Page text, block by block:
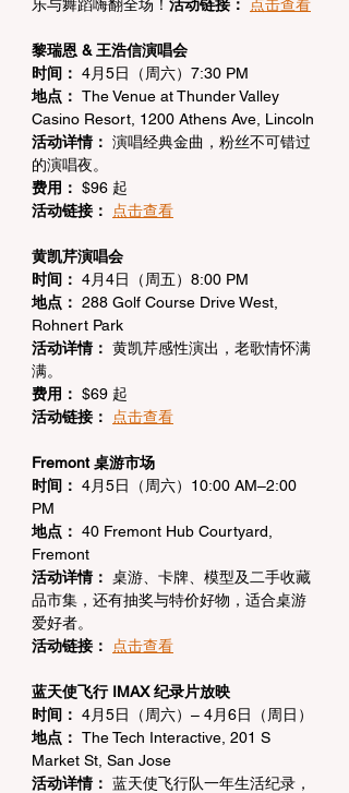
乐与舞蹈嗨翻全场！ 活动链接： 点击查看
黎瑞恩 & 王浩信演唱会
时间： 4月5日（周六）7:30 PM
地点： The Venue at Thunder Valley
Casino Resort, 1200 Athens Ave, Lincoln
活动详情： 演唱经典金曲，粉丝不可错过
的演唱夜。
费用： $96 起
活动链接：
点击查看
黄凯芹演唱会
时间： 4月4日（周五）8:00 PM
地点： 288 Golf Course Drive West,
Rohnert Park
活动详情： 黄凯芹感性演出，老歌情怀满
满。
费用： $69 起
活动链接：
点击查看
Fremont 桌游市场
时间： 4月5日（周六）10:00 AM–2:00
PM
地点： 40 Fremont Hub Courtyard,
Fremont
活动详情： 桌游、卡牌、模型及二手收藏
品市集，还有抽奖与特价好物，适合桌游
爱好者。
活动链接：
点击查看
蓝天使飞行 IMAX 纪录片放映
时间： 4月5日（周六）– 4月6日（周日）
地点： The Tech Interactive, 201 S
Market St, San Jose
活动详情： 蓝天使飞行队一年生活纪录，